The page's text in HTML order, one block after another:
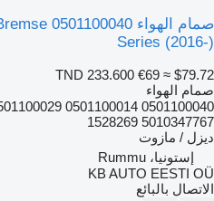
Series (2016-)
TND 233.600 €69 ≈ $79.72
صمام الهواء
5010347767 1528269
ديزل / مازوت
إستونيا، Rummu
KB AUTO EESTI OÜ
الاتصال بالبائع